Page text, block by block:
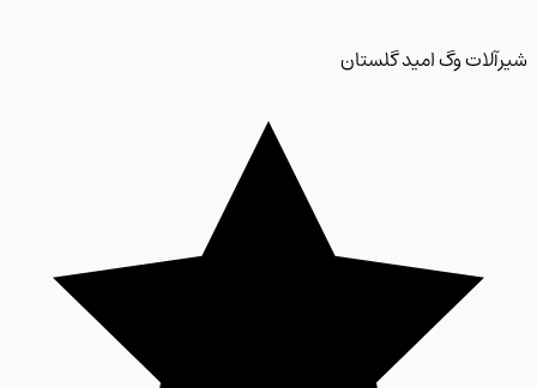
وگ امید گلستان